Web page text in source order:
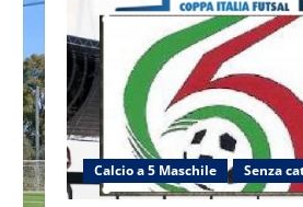
Calcio a 5 Maschile Senza